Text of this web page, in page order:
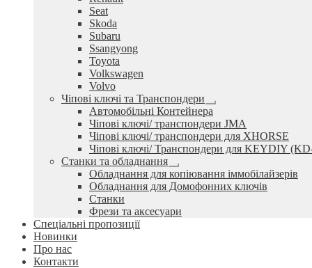
Seat
Skoda
Subaru
Ssangyong
Toyota
Volkswagen
Volvo
Чіпові ключі та Транспондери
Розгорнуте
вкладене
меню
Автомобільні Контейнера
Чіпові ключі/ транспондери JMA
Чіпові ключі/ транспондери для XHORSE
Чіпові ключі/ Транспондери для KEYDIY
Станки та обладнання
Розгорнуте
вкладене
меню
Обладнання для копіювання іммобілайзерів
Обладнання для Домофонних ключів
Станки
Фрези та аксесуари
Спеціальні пропозиції
Новинки
Про нас
Контакти